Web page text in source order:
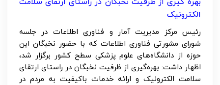
الکترونیک
رئیس مرکز مدیریت آمار و فناوری اطلاعات در جلسه
شورای مشورتی فناوری اطلاعات که با حضور نخبگان این
حوزه از دانشگاه‌های علوم پزشکی سطح کشور برگزار شد،
اظهار داشت: بهره‌گیری از ظرفیت نخبگان در راستای ارتقای
سلامت الکترونیک و ارائه خدمات باکیفیت به مردم در